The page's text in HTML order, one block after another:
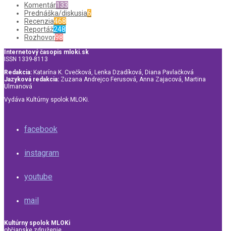
Komentár133
Prednáška/diskusia6
Recenzia468
Reportáž248
Rozhovor98
Internetový časopis mloki.sk
ISSN 1339-8113
Redakcia: Katarína K. Cvečková, Lenka Dzadíková, Diana Pavlačková
Jazyková redakcia: Zuzana Andrejco Ferusová, Anna Zajacová, Martina
Ulmanová
Vydáva Kultúrny spolok MLOKi.
facebook
instagram
youtube
mail
Kultúrny spolok MLOKi